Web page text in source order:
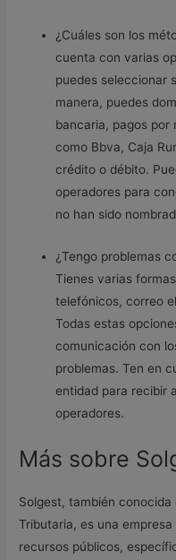
¿Cuáles son los
cuenta con varias
puedes seleccionar
manera, puedes
bancaria, pagos por
como Bbva, Caja
crédito o débito.
operadores para
no han sido
¿Tengo problemas
Tienes varias
telefónicos, correo
Todas estas
comunicación con
problemas. Ten en
entidad para recibir
operadores.
Más sobre
Solgest, también
Tributaria, es una
recursos públicos,